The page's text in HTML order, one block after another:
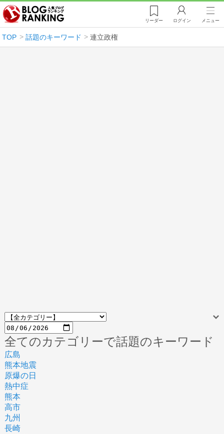
リーダー ログイン メニュー
TOP 話題のキーワード 連立政権
全てのカテゴリーで話題のキーワード
広島
熊本地震
原爆の日
熱中症
熊本
高市
九州
長崎